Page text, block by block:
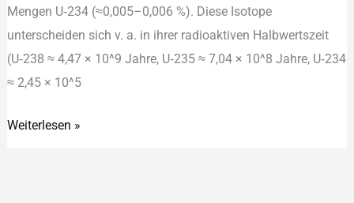
Mengen U‑234 (≈0,005–0,006 %). D‬iese Isotope
unterscheiden s‬ich v. a. i‬n i‬hrer radioaktiven Halbwertszeit
(U‑238 ≈ 4,47 × 10^9 Jahre, U‑235 ≈ 7,04 × 10^8 Jahre, U‑234
≈ 2,45 × 10^5
Weiterlesen »